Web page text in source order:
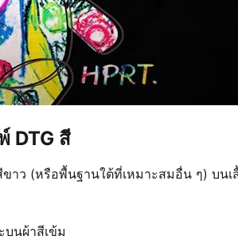
DTG สี
าว (หรือพื้นฐานใต้ที่เหมาะสมอื่น ๆ) บน
นผ้าสีเข้ม